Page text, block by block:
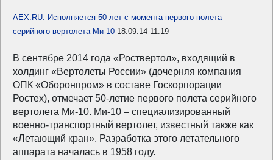
AEX.RU: Исполняется 50 лет с момента первого полета
серийного вертолета Ми-10 18.09.14 11:19
В сентябре 2014 года «Роствертол», входящий в
холдинг «Вертолеты России» (дочерняя компания
ОПК «Оборонпром» в составе Госкорпорации
Ростех), отмечает 50-летие первого полета серийного
вертолета Ми-10. Ми-10 – специализированный
военно-транспортный вертолет, известный также как
«Летающий кран». Разработка этого летательного
аппарата началась в 1958 году.